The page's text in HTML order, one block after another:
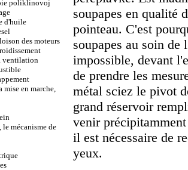
poliklinovoj
d'huile
des moteurs
ventilation
mise en marche,
le mécanisme de
soupapes en qualité
pointeau. C'est
soupapes au soin
impossible, devant
de prendre les
métal sciez le pivot
grand réservoir
venir
il est nécessaire de
yeux.